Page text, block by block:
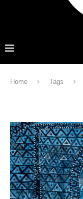
Home Tags